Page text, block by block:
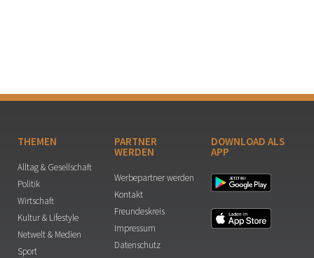
THEMEN
Alltag & Gesellschaft
Politik
Wirtschaft
Kultur & Lifestyle
Netwelt & Medien
Sport
PARTNER
WERDEN
Werbepartner werden
Kontakt
Freundeskreis
Impressum
Datenschutz
DOWNLOAD ALS
APP